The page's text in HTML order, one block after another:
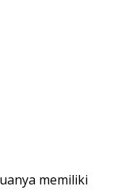
memiliki